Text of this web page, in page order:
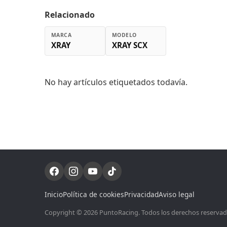
Relacionado
MARCA
XRAY
MODELO
XRAY SCX
No hay artículos etiquetados todavía.
InicioPolítica de cookiesPrivacidadAviso legal
Copyright © 2026 PuntoRacing. Todos los derechos